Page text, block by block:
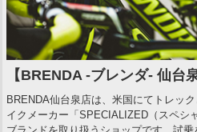
【BRENDA -ブレンダ- 仙台
BRENDA仙台泉店は、米国にてトレッ
イクメーカー「SPECIALIZED（スペシ